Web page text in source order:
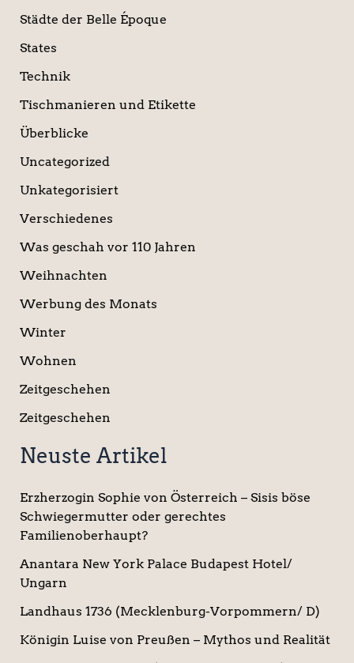
Städte der Belle Époque
States
Technik
Tischmanieren und Etikette
Überblicke
Uncategorized
Unkategorisiert
Verschiedenes
Was geschah vor 110 Jahren
Weihnachten
Werbung des Monats
Winter
Wohnen
Zeitgeschehen
Zeitgeschehen
Neuste Artikel
Erzherzogin Sophie von Österreich – Sisis böse
Schwiegermutter oder gerechtes
Familienoberhaupt?
Anantara New York Palace Budapest Hotel/
Ungarn
Landhaus 1736 (Mecklenburg-Vorpommern/ D)
Königin Luise von Preußen – Mythos und Realität